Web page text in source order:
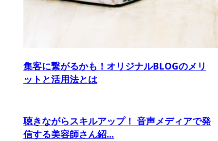
集客に繋がるかも！オリジナルBLOGのメリ
ットと活用法とは
聴きながらスキルアップ！ 音声メディアで発
信する美容師さん紹...